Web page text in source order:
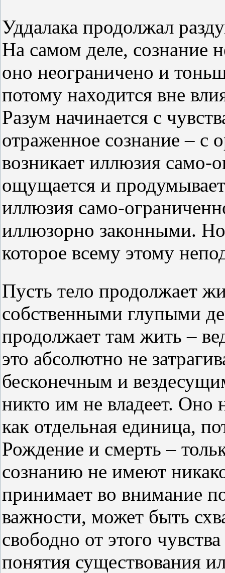
Уддалака продолжал
На самом деле, сознание
оно неограничено и
потому находится вне
Разум начинается с
отраженное сознание – с
возникает иллюзия само-
ощущается и
иллюзия само-
иллюзорно законными.
которое всему этому
Пусть тело продолжает
собственными глупыми
продолжает там жить –
это абсолютно не
бесконечным и
никто им не владеет. Оно
как отдельная единица,
Рождение и смерть –
сознанию не имеют
принимает во внимание
важности, может быть
свободно от этого
понятия существования